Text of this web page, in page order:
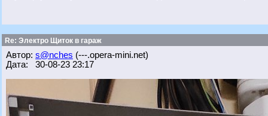
Re: Электро Щиток в гараж
Автор: s@nches (---.opera-mini.net)
Дата: 30-08-23 23:17